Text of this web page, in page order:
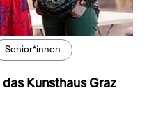
Senior*innen
Kunsthaus Graz